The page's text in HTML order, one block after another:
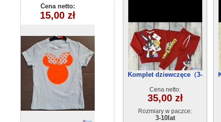
dziecięca
180626-9(6-16)
6szt
Cena netto:
15,00 zł
dziewczęca
(4-14 ) 6szt
Cena netto:
27,00 zł
Komplet dziewczęce（3-
Cena netto:
35,00 zł
Rozmiary w paczce:
3-10lat